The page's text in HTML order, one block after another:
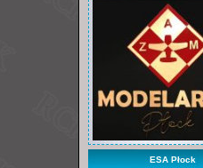
ESA Płock